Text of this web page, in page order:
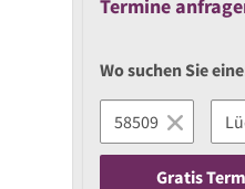
Termine
Wo suchen Sie
Gratis